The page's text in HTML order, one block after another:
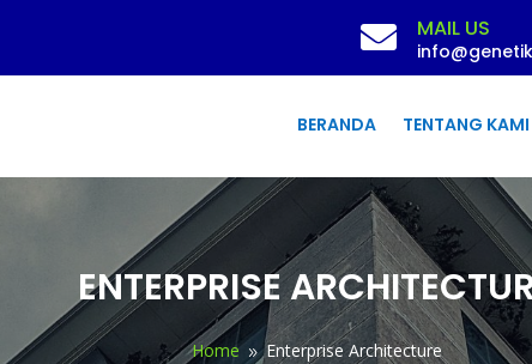
 MAIL US
BERANDA TENTANG KAMI
ENTERPRISE
Home 9 Enterprise Architecture